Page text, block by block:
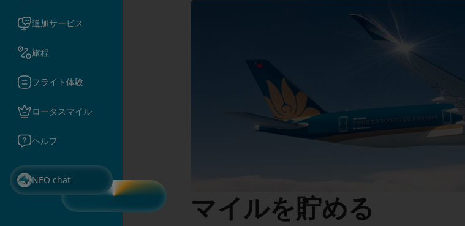
追加サービス
旅程
フライト体験
ロータスマイル
ヘルプ
NEO chat
マイルを貯める